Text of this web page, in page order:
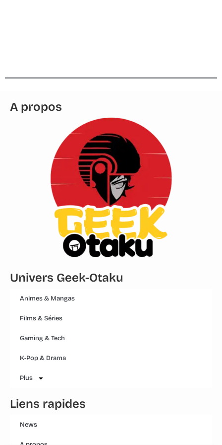
A propos
Univers Geek-Otaku
Animes & Mangas
Films & Séries
Gaming & Tech
K-Pop & Drama
Plus
Liens rapides
News